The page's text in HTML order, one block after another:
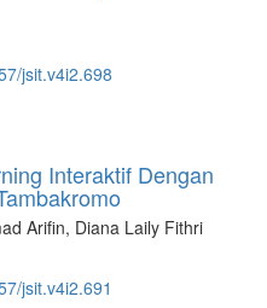
jsit.v4i2.698
Interaktif Dengan
Arifin, Diana Laily Fithri
jsit.v4i2.691